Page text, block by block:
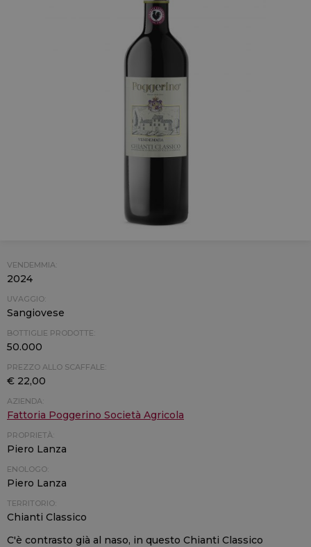
VENDEMMIA:
2024
UVAGGIO:
Sangiovese
BOTTIGLIE PRODOTTE:
50.000
PREZZO ALLO SCAFFALE:
€ 22,00
AZIENDA:
Fattoria Poggerino Società Agricola
PROPRIETÀ:
Piero Lanza
ENOLOGO:
Piero Lanza
TERRITORIO:
Chianti Classico
C'è contrasto già al naso, in questo Chianti Classico